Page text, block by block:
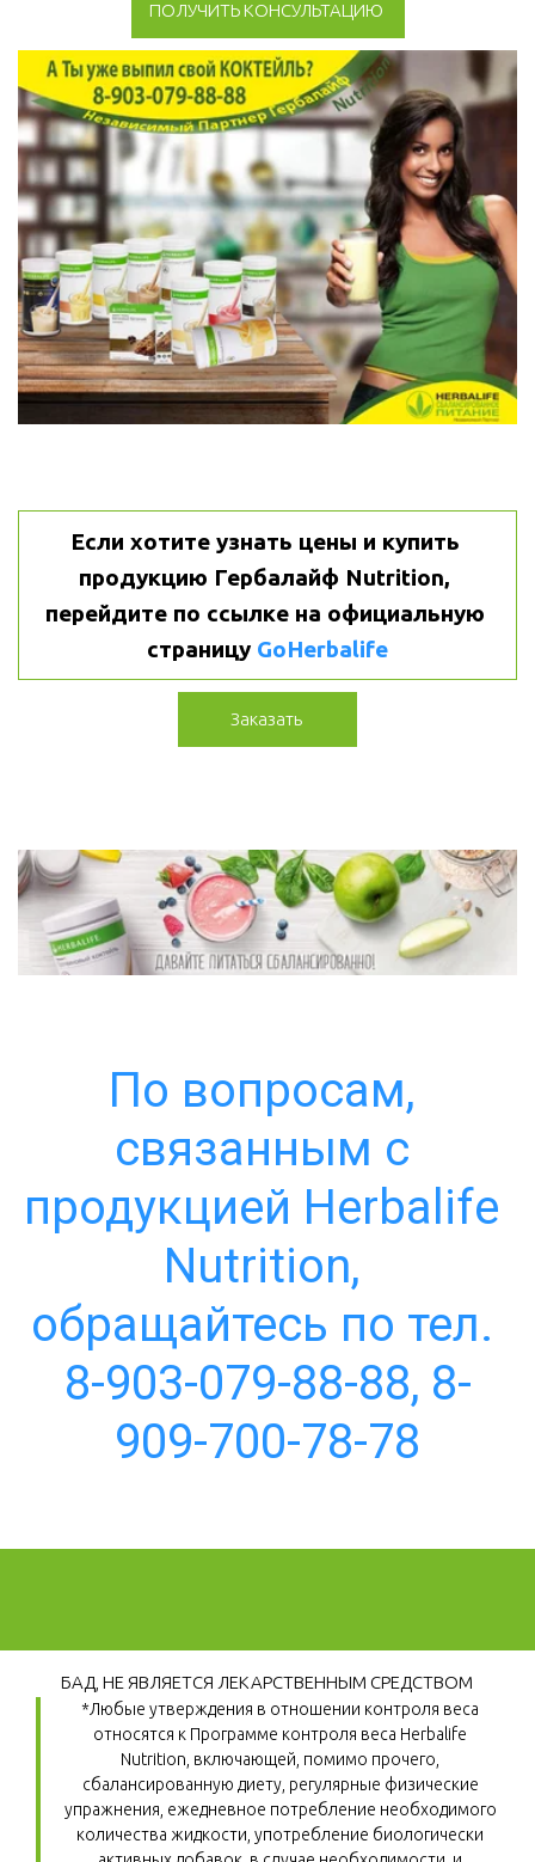
ПОЛУЧИТЬ КОНСУЛЬТАЦИЮ
Если хотите узнать цены и купить
продукцию Гербалайф Nutrition,
перейдите по ссылке на официальную
страницу GoHerbalife
Заказать
По вопросам,
связанным с
продукцией Herbalife
Nutrition,
обращайтесь по тел.
8-903-079-88-88, 8-
909-700-78-78
БАД, НЕ ЯВЛЯЕТСЯ ЛЕКАРСТВЕННЫМ СРЕДСТВОМ
*Любые утверждения в отношении контроля веса
относятся к Программе контроля веса Herbalife
Nutrition, включающей, помимо прочего,
сбалансированную диету, регулярные физические
упражнения, ежедневное потребление необходимого
количества жидкости, употребление биологически